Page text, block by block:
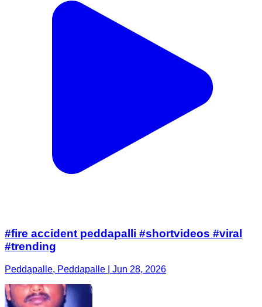
#fire accident peddapalli #shortvideos #viral
#trending
Peddapalle, Peddapalle | Jun 28, 2026